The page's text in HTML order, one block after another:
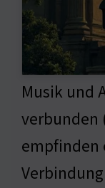
Musik und
verbunden
empfinden